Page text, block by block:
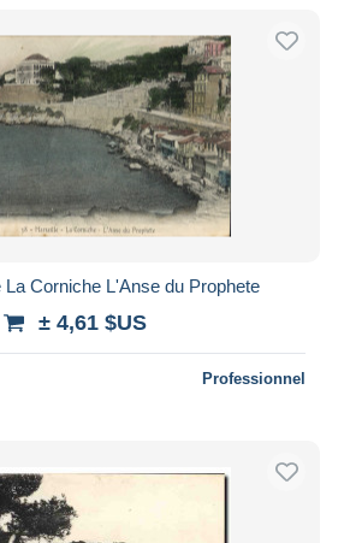
bancaire
La Corniche L'Anse du Prophete
± 4,61 $US
Professionnel